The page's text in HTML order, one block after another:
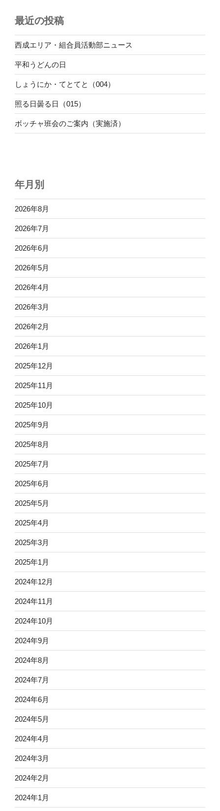
最近の投稿
西成エリア・組合員活動部ニュース
平和うどんの日
しょうにか・てとてと（004）
照る日曇る日（015）
ボッチャ班会のご案内（実施済）
年月別
2026年8月
2026年7月
2026年6月
2026年5月
2026年4月
2026年3月
2026年2月
2026年1月
2025年12月
2025年11月
2025年10月
2025年9月
2025年8月
2025年7月
2025年6月
2025年5月
2025年4月
2025年3月
2025年1月
2024年12月
2024年11月
2024年10月
2024年9月
2024年8月
2024年7月
2024年6月
2024年5月
2024年4月
2024年3月
2024年2月
2024年1月